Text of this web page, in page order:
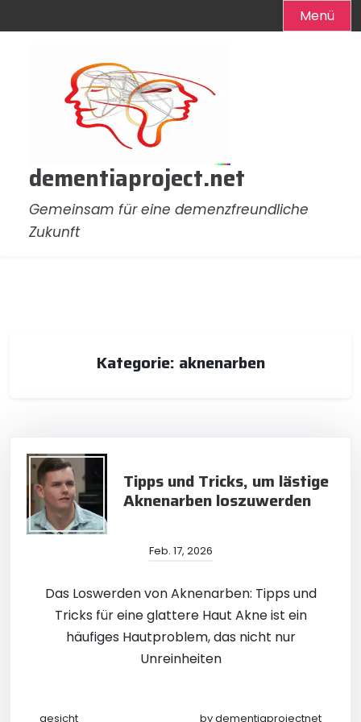
Menü
dementiaproject.net
Gemeinsam für eine demenzfreundliche
Zukunft
Kategorie: aknenarben
Tipps und Tricks, um lästige
Aknenarben loszuwerden
Feb. 17, 2026
Das Loswerden von Aknenarben: Tipps und
Tricks für eine glattere Haut Akne ist ein
häufiges Hautproblem, das nicht nur
Unreinheiten
gesicht bydementiaprojectnet